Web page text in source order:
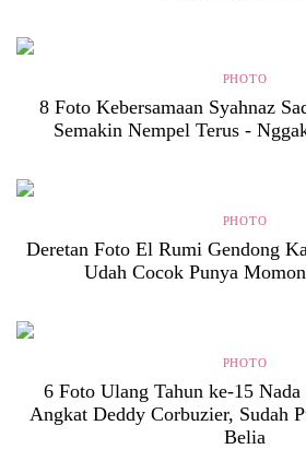
PHOTO
8 Foto Kebersamaan Syahnaz
Semakin Nempel Terus -
PHOTO
Deretan Foto El Rumi Gendong
Udah Cocok Punya
PHOTO
6 Foto Ulang Tahun ke-15
Angkat Deddy Corbuzier, Sudah
Belia